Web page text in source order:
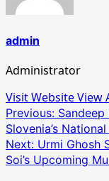
admin
Administrator
Visit WebsiteView
Post
navigation
Previous:
Slovenia’s
Next: Urmi Ghosh
Soi’s Upcoming